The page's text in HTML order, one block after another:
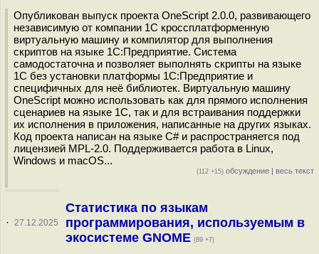
Опубликован выпуск проекта OneScript 2.0.0, развивающего
независимую от компании 1С кроссплатформенную
виртуальную машину и компилятор для выполнения
скриптов на языке 1С:Предприятие. Система
самодостаточна и позволяет выполнять скрипты на языке
1С без установки платформы 1С:Предприятие и
специфичных для неё библиотек. Виртуальную машину
OneScript можно использовать как для прямого исполнения
сценариев на языке 1С, так и для встраивания поддержки
их исполнения в приложения, написанные на других языках.
Код проекта написан на языке С# и распространяется под
лицензией MPL-2.0. Поддерживается работа в Linux,
Windows и macOS...
(112 +15) обсуждение | весь текст
· 27.12.2025
Статистика по языкам
программирования, используемым в
экосистеме GNOME (89 +7)